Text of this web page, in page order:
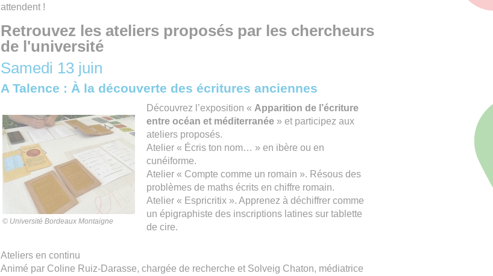
attendent !
Retrouvez les ateliers proposés par les chercheurs
de l'université
Samedi 13 juin
A Talence : À la découverte des écritures anciennes
© Université Bordeaux Montaigne
Découvrez l’exposition « Apparition de l’écriture
entre océan et méditerranée» et participez aux
ateliers proposés.
Atelier « Écris ton nom… » en ibère ou en
cunéiforme.
Atelier « Compte comme un romain ». Résous des
problèmes de maths écrits en chiffre romain.
Atelier « Espricritix ». Apprenez à déchiffrer comme
un épigraphiste des inscriptions latines sur tablette
de cire.
Ateliers en continu
Animé par Coline Ruiz-Darasse, chargée de recherche et Solveig Chaton, médiatrice